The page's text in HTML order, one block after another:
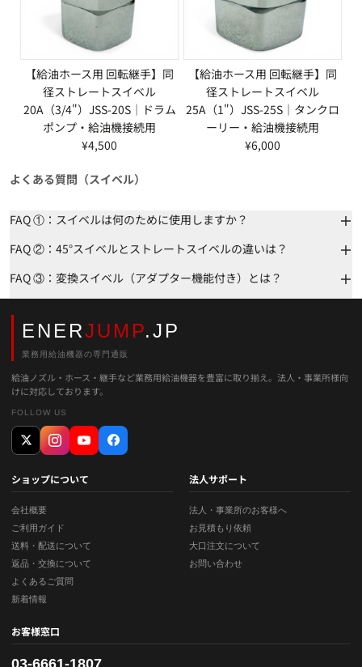
【給油ホース用 回転継手】同
径ストレートスイベル
20A（3/4"）JSS-20S｜ドラム
ポンプ・給油機接続用
¥4,500
【給油ホース用 回転継手】同
径ストレートスイベル
25A（1"）JSS-25S｜タンクロ
ーリー・給油機接続用
¥6,000
よくある質問（スイベル）
FAQ ①：スイベルは何のために使用しますか？
FAQ ②：45°スイベルとストレートスイベルの違いは？
FAQ ③：変換スイベル（アダプター機能付き）とは？
ENERJUMP.JP
業務用給油機器の専門通販
給油ノズル・ホース・継手など業務用給油機器を豊富に取り揃え。法人・事業所様向
けに対応しております。
FOLLOW US
ショップについて
会社概要
ご利用ガイド
送料・配送について
返品・交換について
よくあるご質問
新着情報
法人サポート
法人・事業所のお客様へ
お見積もり依頼
大口注文について
お問い合わせ
お客様窓口
03-6661-1807